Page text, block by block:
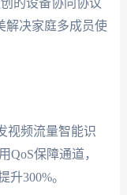
解决家庭多成员使
视频流量智能识
QoS保障通道，
300%。